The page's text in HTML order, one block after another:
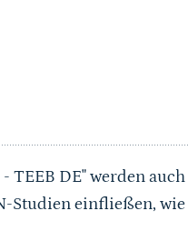
DE" werden auch
Studien einfließen,